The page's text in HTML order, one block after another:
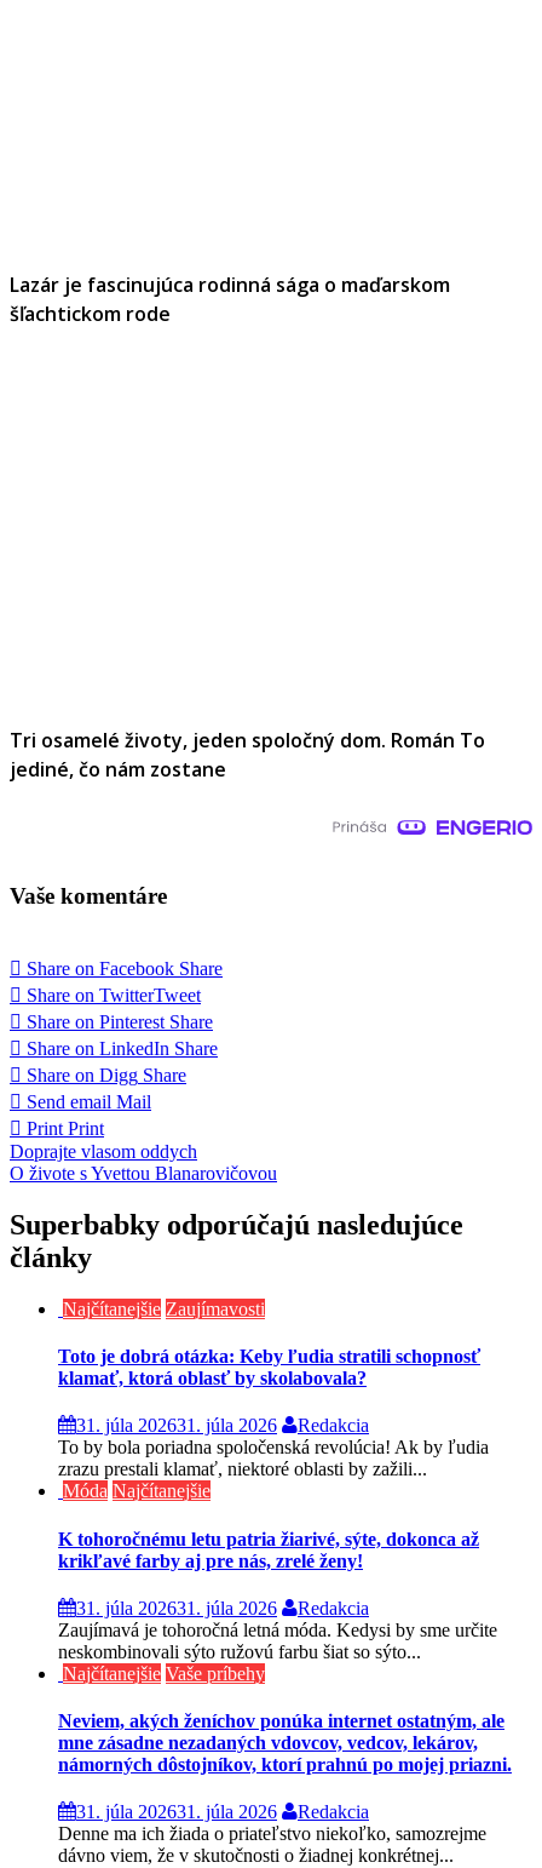
Lazár je fascinujúca rodinná sága o maďarskom
šľachtickom rode
Tri osamelé životy, jeden spoločný dom. Román To
jediné, čo nám zostane
Vaše komentáre
Share on Facebook Share
Share on TwitterTweet
Share on Pinterest Share
Share on LinkedIn Share
Share on Digg Share
Send email Mail
Print Print
Navigácia
v
článku
Doprajte vlasom oddych
O živote s Yvettou Blanarovičovou
Superbabky odporúčajú nasledujúce
články
Najčítanejšie Zaujímavosti
Toto je dobrá otázka: Keby ľudia stratili schopnosť
klamať, ktorá oblasť by skolabovala?
31. júla 202631. júla 2026
Redakcia
To by bola poriadna spoločenská revolúcia! Ak by ľudia
zrazu prestali klamať, niektoré oblasti by zažili...
Móda Najčítanejšie
K tohoročnému letu patria žiarivé, sýte, dokonca až
krikľavé farby aj pre nás, zrelé ženy!
31. júla 202631. júla 2026
Redakcia
Zaujímavá je tohoročná letná móda. Kedysi by sme určite
neskombinovali sýto ružovú farbu šiat so sýto...
Najčítanejšie Vaše príbehy
Neviem, akých ženíchov ponúka internet ostatným, ale
mne zásadne nezadaných vdovcov, vedcov, lekárov,
námorných dôstojníkov, ktorí prahnú po mojej priazni.
31. júla 202631. júla 2026
Redakcia
Denne ma ich žiada o priateľstvo niekoľko, samozrejme
dávno viem, že v skutočnosti o žiadnej konkrétnej...